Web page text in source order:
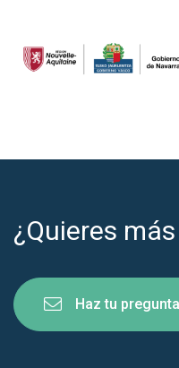
¿Quieres
Haz tu pregunta